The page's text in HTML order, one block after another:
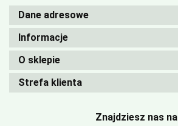
Dane adresowe
Informacje
O sklepie
Strefa klienta
Znajdziesz nas na